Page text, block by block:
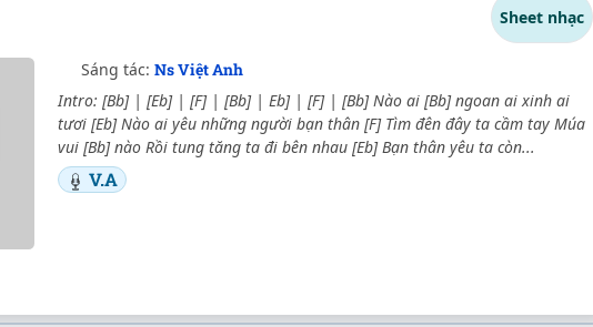
Sheet nhạc
Sáng tác: Ns Việt Anh
Intro: [Bb] | [Eb] | [F] | [Bb] | Eb] | [F] | [Bb] Nào ai [Bb] ngoan ai xinh ai
tươi [Eb] Nào ai yêu những người bạn thân [F] Tìm đên đây ta cầm tay Múa
vui [Bb] nào Rồi tung tăng ta đi bên nhau [Eb] Bạn thân yêu ta còn...
V.A